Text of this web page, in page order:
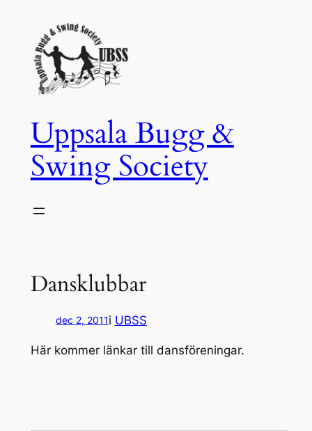
innehåll
Uppsala Bugg &
Swing Society
Dansklubbar
dec 2, 2011i UBSS
Här kommer länkar till dansföreningar.